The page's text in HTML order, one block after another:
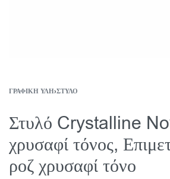
ΓΡΑΦΙΚΉ ΎΛΗ›ΣΤΥΛΌ
Στυλό Crystalline
χρυσαφί τόνος,
ροζ χρυσαφί τόνο